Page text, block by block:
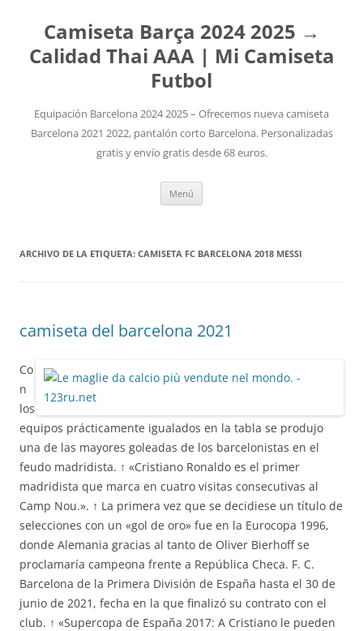
Camiseta Barça 2024 2025 →
Calidad Thai AAA | Mi Camiseta
Futbol
Equipación Barcelona 2024 2025 – Ofrecemos nueva camiseta
Barcelona 2021 2022, pantalón corto Barcelona. Personalizadas
gratis y envío gratis desde 68 euros.
Menú
ARCHIVO DE LA ETIQUETA: CAMISETA FC BARCELONA 2018 MESSI
camiseta del barcelona 2021
Co
n
los
equipos prácticamente igualados en la tabla se produjo
una de las mayores goleadas de los barcelonistas en el
feudo madridista. ↑ «Cristiano Ronaldo es el primer
madridista que marca en cuatro visitas consecutivas al
Camp Nou.». ↑ La primera vez que se decidiese un título de
selecciones con un «gol de oro» fue en la Eurocopa 1996,
donde Alemania gracias al tanto de Oliver Bierhoff se
proclamaría campeona frente a República Checa. F. C.
Barcelona de la Primera División de España hasta el 30 de
junio de 2021, fecha en la que finalizó su contrato con el
club. ↑ «Supercopa de España 2017: A Cristiano le pueden